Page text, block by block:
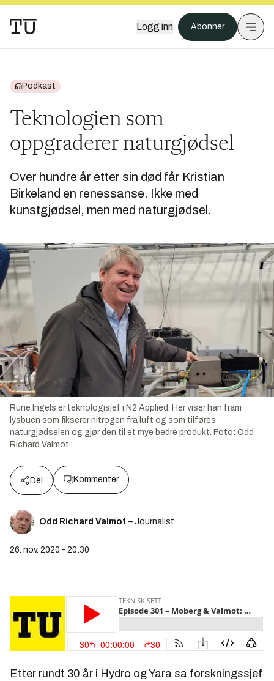
Logg inn Abonner
Podkast
Teknologien som
oppgraderer naturgjødsel
Over hundre år etter sin død får Kristian
Birkeland en renessanse. Ikke med
kunstgjødsel, men med naturgjødsel.
Rune Ingels er teknologisjef i N2 Applied. Her viser han fram
lysbuen som fikserer nitrogen fra luft og som tilføres
naturgjødselen og gjør den til et mye bedre produkt. Foto: Odd
Richard Valmot
Del Kommenter
Odd Richard Valmot – Journalist
26. nov. 2020 - 20:30
Etter rundt 30 år i Hydro og Yara sa forskningssjef